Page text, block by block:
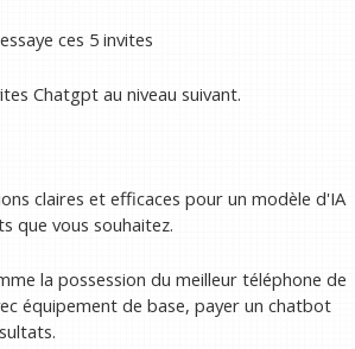
ces 5 invites
Chatgpt au niveau suivant.
claires et efficaces pour un modèle d'IA
que vous souhaitez.
la possession du meilleur téléphone de
équipement de base, payer un chatbot